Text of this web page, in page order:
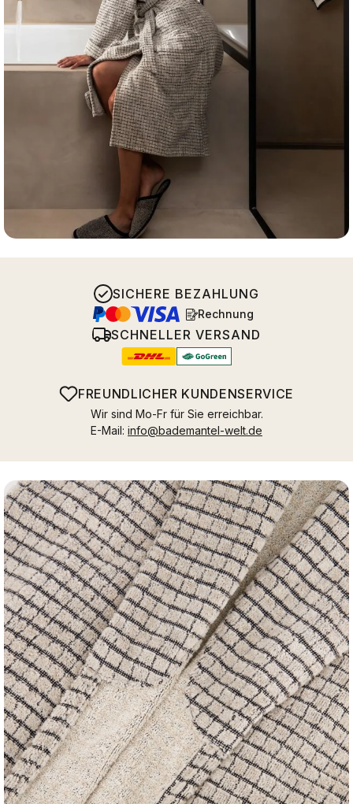
SICHERE BEZAHLUNG
Rechnung
SCHNELLER VERSAND
FREUNDLICHER KUNDENSERVICE
Wir sind Mo-Fr für Sie erreichbar.
E-Mail: info@bademantel-welt.de